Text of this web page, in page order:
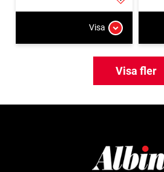
Visa
Visa fler